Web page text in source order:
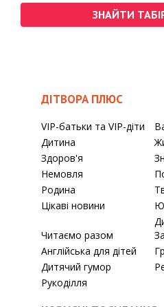
ЗНАЙТИ
ДІТВОРА ПЛЮС
VIP-батьки та VIP-діти
Дитина
Здоров'я
Немовля
Родина
Цікаві новини
Читаємо разом
Англійська для дітей
Дитячий гумор
Рукоділля